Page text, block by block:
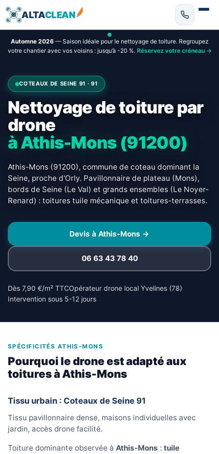
ALTACLEAN
Automne 2026— Saison idéale pour le nettoyage de toiture. Regroupez
votre chantier avec vos voisins : jusqu’à -20 %. Réservez votre créneau →
COTEAUX DE SEINE 91 · 91
Nettoyage de toiture par
drone
à Athis-Mons (91200)
Athis-Mons (91200), commune de coteau dominant la
Seine, proche d'Orly. Pavillonnaire de plateau (Mons),
bords de Seine (Le Val) et grands ensembles (Le Noyer-
Renard) : toitures tuile mécanique et toitures-terrasses.
Devis à Athis-Mons →
06 63 43 78 40
Dès 7,90 €/m² TTCOpérateur drone local Yvelines (78)
Intervention sous 5-12 jours
SPÉCIFICITÉS ATHIS-MONS
Pourquoi le drone est adapté aux
toitures à Athis-Mons
Tissu urbain : Coteaux de Seine 91
Tissu pavillonnaire dense, maisons individuelles avec
jardin, accès drone facilité.
Toiture dominante observée à Athis-Mons : tuile